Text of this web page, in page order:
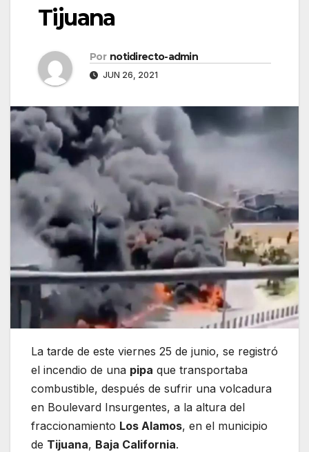
Tijuana
Por notidirecto-admin
JUN 26, 2021
La tarde de este viernes 25 de junio, se registró
el incendio de una pipa que transportaba
combustible, después de sufrir una volcadura
en Boulevard Insurgentes, a la altura del
fraccionamiento Los Alamos, en el municipio
de Tijuana, Baja California.